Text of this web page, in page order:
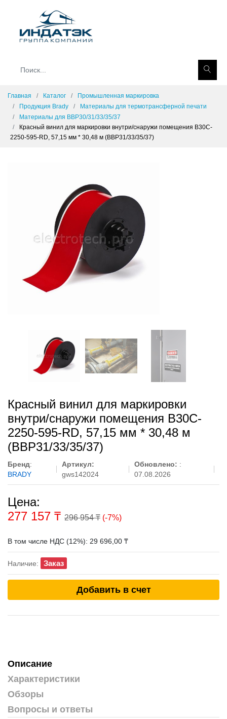
Главная Каталог
Промышленная маркировка
Продукция Brady
Материалы для термотрансферной печати
Материалы для BBP30/31/33/35/37
Красный винил для маркировки внутри/снаружи помещения B30C-
2250-595-RD, 57,15 мм * 30,48 м (BBP31/33/35/37)
Красный винил для маркировки
внутри/снаружи помещения B30C-
2250-595-RD, 57,15 мм * 30,48 м
(BBP31/33/35/37)
Бренд:
BRADY
Артикул:
gws142024
Обновлено: :
07.08.2026
Цена:
277 157 ₸ 296 954 ₸ (-7%)
В том числе НДС (12%): 29 696,00 ₸
Наличие: Заказ
Добавить в счет
Описание
Характеристики
Обзоры
Вопросы и ответы